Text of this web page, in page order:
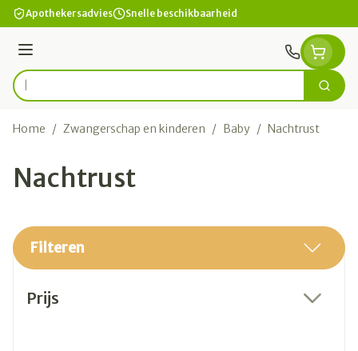
Ga naar de inhoud
Apothekersadvies Snelle beschikbaarheid
Menu
Product, merk, categorie... Zoek
Home / Zwangerschap en kinderen / Baby / Nachtrust
Nachtrust
Filteren
Prijs